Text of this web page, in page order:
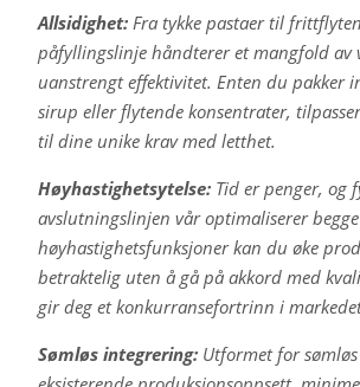
Allsidighet:Fra tykke pastaer til
påfyllingslinje håndterer et mangfold av
uanstrengt effektivitet. Enten du pakker
sirup eller flytende konsentrater,
til dine unike krav med letthet.
Høyhastighetsytelse:Tid er penger, og
avslutningslinjen vår optimaliserer
høyhastighetsfunksjoner kan du øke
betraktelig uten å gå på akkord med
gir deg et konkurransefortrinn i
Sømløs integrering:Utformet for